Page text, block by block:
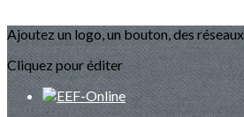
Ajoutez un logo, un bouton, des
Cliquez pour éditer